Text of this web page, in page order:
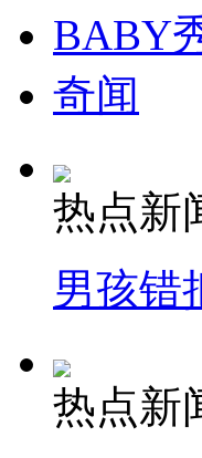
BABY
奇闻
热点新
男孩错
热点新